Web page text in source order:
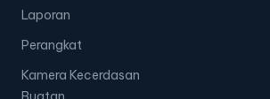
Laporan
Perangkat
Kamera Kecerdasan